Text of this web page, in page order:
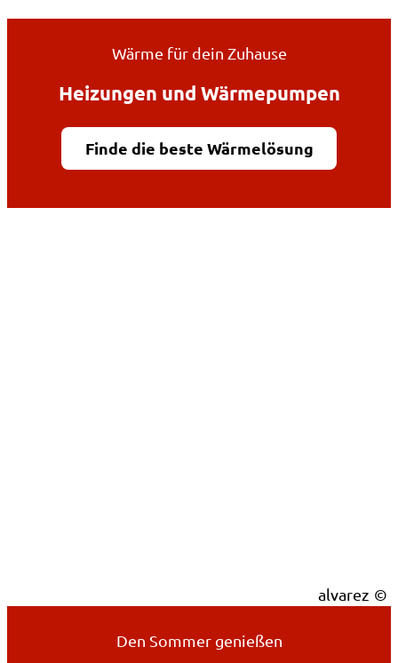
Wärme für dein Zuhause
Heizungen und Wärmepumpen
Finde die beste Wärmelösung
alvarez
Den Sommer genießen